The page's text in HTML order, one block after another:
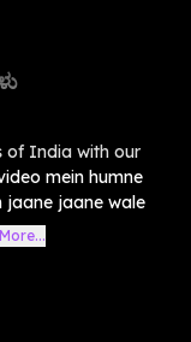
of India with our
mein humne
jaane jaane wale